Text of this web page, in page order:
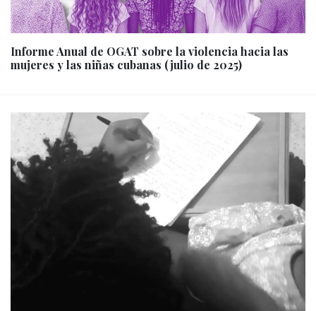
Informe Anual de OGAT sobre la violencia hacia las
mujeres y las niñas cubanas (julio de 2025)